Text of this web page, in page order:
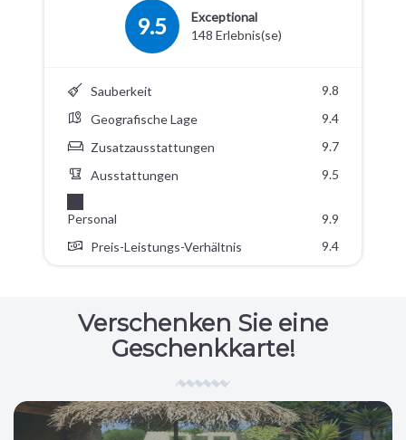
9.5
Exceptional
148 Erlebnis(se)
Sauberkeit
9.8
Geografische Lage
9.4
Zusatzausstattungen
9.7
Ausstattungen
9.5
Personal
9.9
Preis-Leistungs-Verhältnis
9.4
Verschenken Sie eine
Geschenkkarte!